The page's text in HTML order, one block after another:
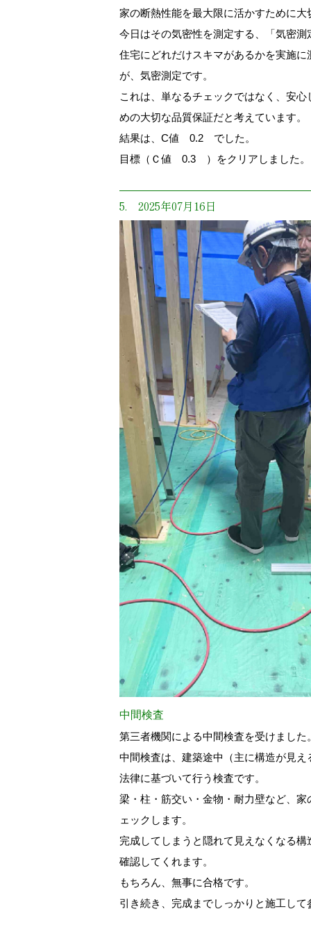
家の断熱性能を最大限に活かすために大
今日はその気密性を測定する、「気密測
住宅にどれだけスキマがあるかを実施
が、気密測定です。
これは、単なるチェックではなく、安
めの大切な品質保証だと考えています。
結果は、C値 0.2 でした。
目標（Ｃ値 0.3 ）をクリアしました。
5. 2025年07月16日
中間検査
第三者機関による中間検査を受けました
中間検査は、建築途中（主に構造が見
法律に基づいて行う検査です。
梁・柱・筋交い・金物・耐力壁など、
ェックします。
完成してしまうと隠れて見えなくなる
確認してくれます。
もちろん、無事に合格です。
引き続き、完成までしっかりと施工して